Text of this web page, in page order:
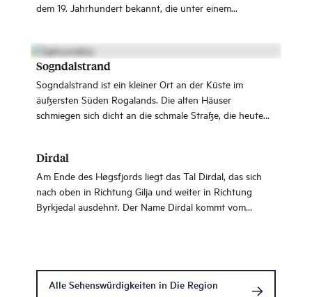
dem 19. Jahrhundert bekannt, die unter einem
Sogndalstrand
Sogndalstrand ist ein kleiner Ort an der Küste im
äußersten Süden Rogalands. Die alten Häuser
schmiegen sich dicht an die schmale Straße, die heute
Gehminuten entfernt.
Dirdal
Am Ende des Høgsfjords liegt das Tal Dirdal, das sich
nach oben in Richtung Gilja und weiter in Richtung
Byrkjedal ausdehnt. Der Name Dirdal kommt vom
Alle Sehenswürdigkeiten in Die Region